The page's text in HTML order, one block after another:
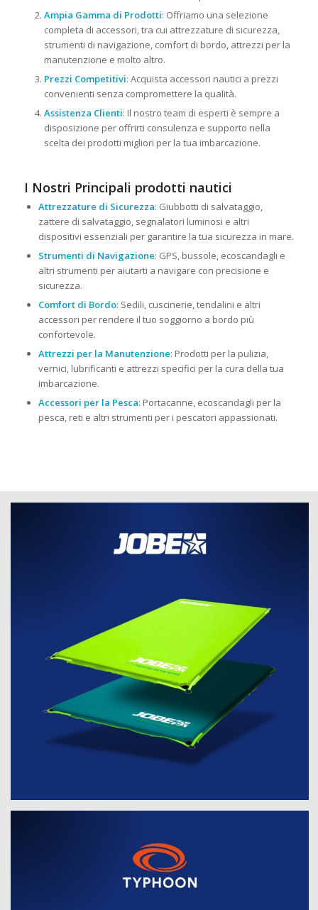
Ampia Gamma di Prodotti: Offriamo una selezione
completa di accessori, tra cui attrezzature di sicurezza,
strumenti di navigazione, comfort di bordo, attrezzi per la
manutenzione e molto altro.
Prezzi Competitivi: Acquista accessori nautici a prezzi
convenienti senza compromettere la qualità.
Assistenza Clienti: Il nostro team di esperti è sempre a
disposizione per offrirti consulenza e supporto nella
scelta dei prodotti migliori per la tua imbarcazione.
I Nostri Principali prodotti nautici
Attrezzature di Sicurezza: Giubbotti di salvataggio,
zattere di salvataggio, segnalatori luminosi e altri
dispositivi essenziali per garantire la tua sicurezza in mare.
Strumenti di Navigazione: GPS, bussole, ecoscandagli e
altri strumenti per aiutarti a navigare con precisione e
sicurezza.
Comfort di Bordo: Sedili, cuscinerie, tendalini e altri
accessori per rendere il tuo soggiorno a bordo più
confortevole.
Attrezzi per la Manutenzione: Prodotti per la pulizia,
vernici, lubrificanti e attrezzi specifici per la cura della tua
imbarcazione.
Accessori per la Pesca: Portacanne, ecoscandagli per la
pesca, reti e altri strumenti per i pescatori appassionati.